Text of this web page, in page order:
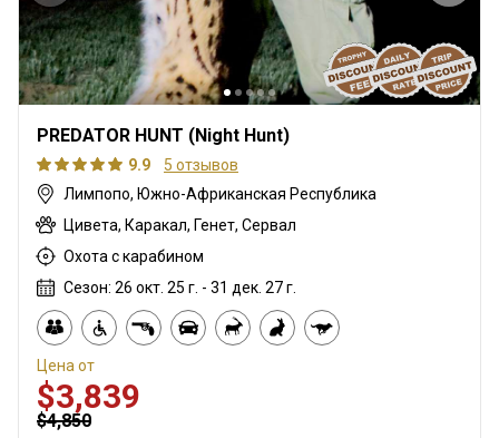
PREDATOR HUNT (Night Hunt)
9.9
5 отзывов
Лимпопо, Южно-Африканская Республика
Цивета, Каракал, Генет, Сервал
Охота с карабином
Сезон: 26 окт. 25 г. - 31 дек. 27 г.
Цена от
$3,839
$4,850